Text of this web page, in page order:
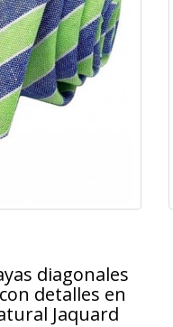
diagonales
detalles en
Jaquard
diagonales
detalles en
Jaquard